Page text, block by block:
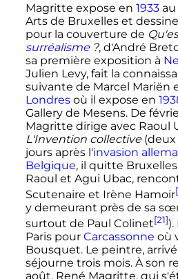
Magritte expose en 1933au
Arts de Bruxelles et
pour la couverture de
surréalisme ?, d'André
sa première exposition à
Julien Levy, fait la
suivante de Marcel Mariën
Londresoù il expose en
Gallery de Mesens. De
Magritte dirige avec Raoul
L'Invention collective(deux
jours après l'invasion
Belgique, il quitte
Raoul et Agui Ubac,
Scutenaire et Irène Hamoir
y demeurant près de sa
surtout de Paul Colinet[21]).
Paris pour Carcassonne où
Bousquet. Le peintre, arrivé
séjourne trois mois. À son
août, René Magritte, qui